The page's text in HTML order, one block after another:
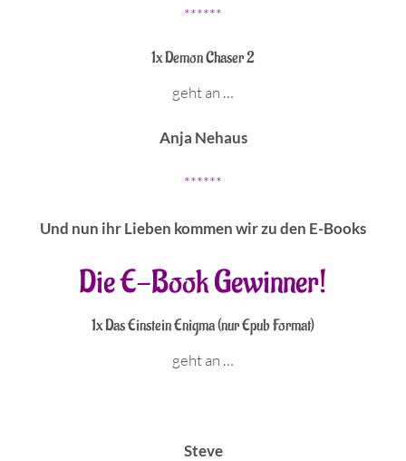
******
1x Demon Chaser 2
geht an …
Anja Nehaus
******
Und nun ihr Lieben kommen wir zu den E-Books
Die E-Book Gewinner!
1x Das Einstein Enigma (nur Epub Format)
geht an …
Steve